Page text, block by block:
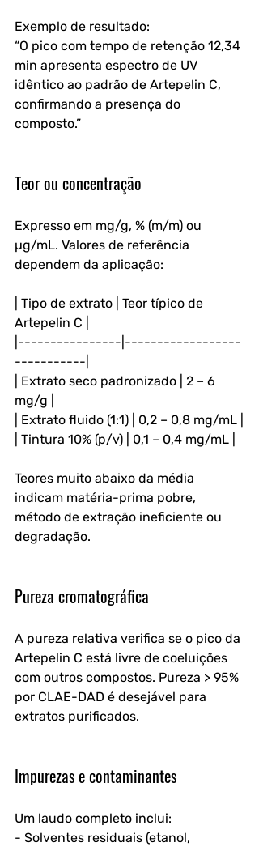
Exemplo de resultado:
“O pico com tempo de retenção 12,34
min apresenta espectro de UV
idêntico ao padrão de Artepelin C,
confirmando a presença do
composto.”
Teor ou concentração
Expresso em mg/g, % (m/m) ou
µg/mL. Valores de referência
dependem da aplicação:
| Tipo de extrato | Teor típico de
Artepelin C |
|----------------|------------------
-----------|
| Extrato seco padronizado | 2 – 6
mg/g |
| Extrato fluido (1:1) | 0,2 – 0,8 mg/mL |
| Tintura 10% (p/v) | 0,1 – 0,4 mg/mL |
Teores muito abaixo da média
indicam matéria-prima pobre,
método de extração ineficiente ou
degradação.
Pureza cromatográfica
A pureza relativa verifica se o pico da
Artepelin C está livre de coeluições
com outros compostos. Pureza > 95%
por CLAE-DAD é desejável para
extratos purificados.
Impurezas e contaminantes
Um laudo completo inclui:
- Solventes residuais (etanol,